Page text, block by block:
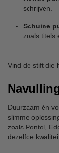
schrijven.
Schuine
zoals titels
Vind de stift die
Duurzaam én
slimme
zoals Pentel,
dezelfde